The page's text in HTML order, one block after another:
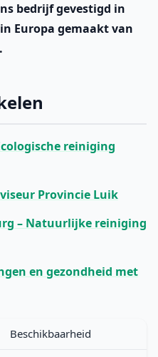
bedrijf gevestigd in
Europa gemaakt van
reiniging
Provincie Luik
– Natuurlijke reiniging
en gezondheid met
Beschikbaarheid